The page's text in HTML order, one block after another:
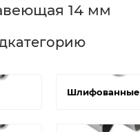
14 мм
Шлифованные